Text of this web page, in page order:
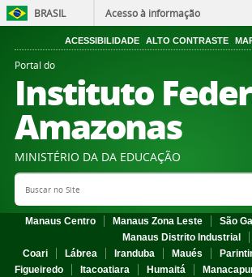
BRASIL Acesso à informação
ACESSIBILIDADE ALTO CONTRASTE
Portal do
Instituto
Amazonas
MINISTÉRIO DA DA EDUCAÇÃO
Search Site
Manaus Centro Manaus Zona Leste
São
Manaus Distrito Industrial
Coari
Lábrea Iranduba Maués
Figueiredo
Itacoatiara Humaitá